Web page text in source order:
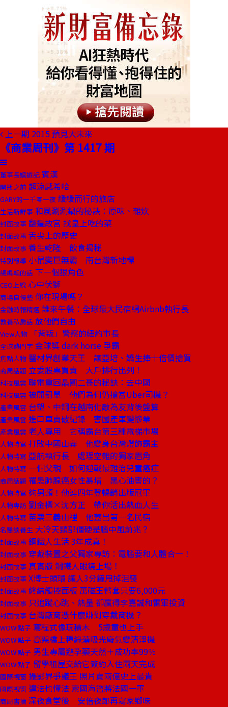
上一期 2015 預見大未來
《商業周刊》第 1417 期
董事長嬉遊記 賓漢
開瓶之前 超涼感希哈
GARY的一千零一夜 緩緩而行的旅店
生活新鮮事 和風涮涮鍋的秘訣：原味、雜炊
封面故事 翻遍故宮 找皇上吃的菜
封面故事 舌尖上的歷史
封面故事 養生乾隆 飲食揭秘
特別報導 小鼠變巨無霸 南台灣新地標
總編輯的話 下一個狠角色
CEO上線 心中伏獅
商場自慢塾 你在現場嗎？
金融時報精選 誰來午餐：全球最大民宿網Airbnb執行長
教養私房話 放他們自由
View人物 「背叛」警察的紐約市長
全球熱門字 金球獎 dark horse 爭霸
焦點人物 醫材界創業天王 讓亞培、嬌生捧十倍價搶買
商周話題 立委股票買賣 大戶排行出列！
科技風雲 聯電重回晶圓二哥的秘訣：去中國
科技風雲 被開罰單 他們為何仍搶當Uber司機？
產業風雲 台塑、中鋼在越南化敵為友背後盤算
產業風雲 進口車賣破紀錄 害國產車變慘業
產業風雲 老人專用 它稱霸台第三種電梯市場
人物特寫 打敗中國山寨 他變身台灣燈飾霸主
人物特寫 亞航執行長 處理空難的獨家眉角
人物特寫 一個父親 如何迎戰最難治兒童癌症
商周話題 罹患肺腺癌女性暴增 黑心油害的？
人物特寫 夠另類！他連四年登暢銷出版冠軍
人物專訪 劉金標×沈方正 帶你活出熱血人生
人物特寫 苗栗三義山裡 他蓋出第一名民宿
名醫談養生 大冷天頸部僵硬是腦中風前兆？
封面故事 鋼鐵人生活 3年成真！
封面故事 穿戴裝置之父獨家專訪：電腦要和人體合一！
封面故事 真實版 鋼鐵人眼鏡上場！
封面故事 X博士頭環 讓人3分鐘甩掉沮喪
封面故事 終結觸控面板 萬磁王臂套只要6,000元
封面故事 只追蹤心跳、熱量 卻贏得李嘉誠和雷軍投資
封面故事 台灣廠商憑什麼賺到穿戴商機？
WOW!點子 寫程式像玩積木 5歲童也上手
WOW!點子 高架橋上種綠藻吸光廢氣變清淨機
WOW!點子 男生專屬避孕藥天然＋成功率99％
WOW!點子 留學租屋交給它簽約入住兩天完成
國際視窗 攝影界爭議王 照片賣兩億史上最貴
國際視窗 違法也懂法 索國海盜將法國一軍
商周書摘 深夜食堂後 安倍夜郎再寫家鄉味